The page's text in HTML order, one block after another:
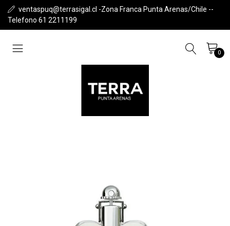
ventaspuq@terrasigal.cl -Zona Franca Punta Arenas/Chile --
Telefono 61 2211199
0